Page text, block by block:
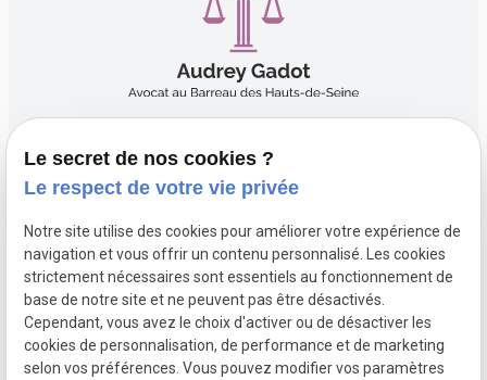
06.50.19.14.31
15 Boulevard du Sud-Est 92000 NANTERRE
Du lundi au vendredi 9h30 - 18h30
Le secret de nos cookies ?
Le respect de votre vie privée
Notre site utilise des cookies pour améliorer votre expérience de
navigation et vous offrir un contenu personnalisé. Les cookies
strictement nécessaires sont essentiels au fonctionnement de
base de notre site et ne peuvent pas être désactivés.
Cependant, vous avez le choix d'activer ou de désactiver les
cookies de personnalisation, de performance et de marketing
selon vos préférences. Vous pouvez modifier vos paramètres